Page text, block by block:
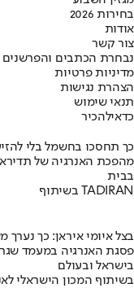
בחירות 2026
אודות
צור קשר
נבחרת הכתבים והפרשנים
מדיניות פרטיות
הצהרת נגישות
תנאי שימוש
כדאילהכיר
כך תחסכו בחשמל בלי
מהפכת האנרגיה של
בבית
בשיתוף TADIRAN
בצל איומי איראן: כך נערך
פסגת האנרגיה במעמד
בישראל ובעולם
בשיתוף המכון הישראלי